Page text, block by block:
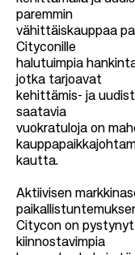
paremmin
vähittäiskauppaa
Cityconille
halutuimpia
jotka tarjoavat
kehittämis- ja
saatavia
vuokratuloja on
kautta.
Aktiivisen
Citycon on pystynyt
kiinnostavimpia